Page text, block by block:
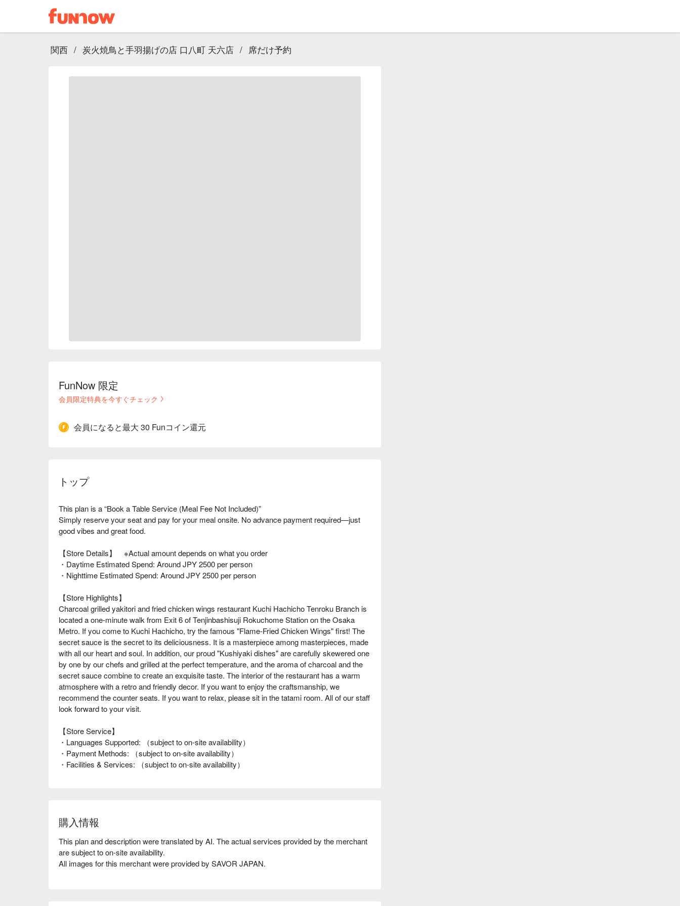
関西 / 炭火焼鳥と手羽揚げの店 口八町 天六店 / 席だけ予約
FunNow 限定
会員限定特典を今すぐチェック
会員になると最大 30 Funコイン還元
トップ
This plan is a “Book a Table Service (Meal Fee Not Included)”
Simply reserve your seat and pay for your meal onsite. No advance payment required—just
good vibes and great food.
【Store Details】 ※Actual amount depends on what you order
・Daytime Estimated Spend: Around JPY 2500 per person
・Nighttime Estimated Spend: Around JPY 2500 per person
【Store Highlights】
Charcoal grilled yakitori and fried chicken wings restaurant Kuchi Hachicho Tenroku Branch is
located a one-minute walk from Exit 6 of Tenjinbashisuji Rokuchome Station on the Osaka
Metro. If you come to Kuchi Hachicho, try the famous "Flame-Fried Chicken Wings" first! The
secret sauce is the secret to its deliciousness. It is a masterpiece among masterpieces, made
with all our heart and soul. In addition, our proud "Kushiyaki dishes" are carefully skewered one
by one by our chefs and grilled at the perfect temperature, and the aroma of charcoal and the
secret sauce combine to create an exquisite taste. The interior of the restaurant has a warm
atmosphere with a retro and friendly decor. If you want to enjoy the craftsmanship, we
recommend the counter seats. If you want to relax, please sit in the tatami room. All of our staff
look forward to your visit.
【Store Service】
・Languages Supported: （subject to on-site availability）
・Payment Methods: （subject to on-site availability）
・Facilities & Services: （subject to on-site availability）
購入情報
This plan and description were translated by AI. The actual services provided by the merchant
are subject to on-site availability.
All images for this merchant were provided by SAVOR JAPAN.